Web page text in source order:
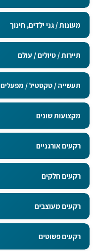
מעונות / גני ילדים, חינוך
תיירות / טיולים / עולם
תעשייה / טקסטיל / מפעלים
מקצועות שונים
רקעים אורגניים
רקעים חלקים
רקעים מעוצבים
רקעים פשוטים